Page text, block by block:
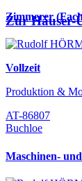
Zur Häuser-
Zimmerer
Vollzeit
Produktion &
AT-86807
Buchloe
Maschinen-